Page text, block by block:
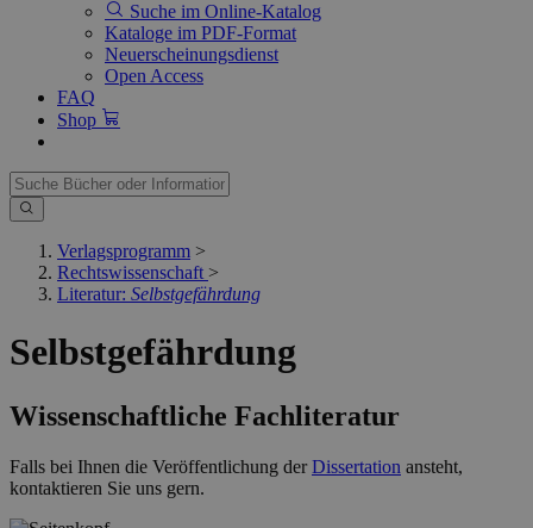
Suche im Online-Katalog
Kataloge im PDF-Format
Neuerscheinungsdienst
Open Access
FAQ
Shop
Verlagsprogramm >
Rechtswissenschaft >
Literatur: Selbstgefährdung
Selbstgefährdung
Wissenschaftliche Fachliteratur
Falls bei Ihnen die Veröffentlichung derDissertation ansteht,
kontaktieren Sie uns gern.